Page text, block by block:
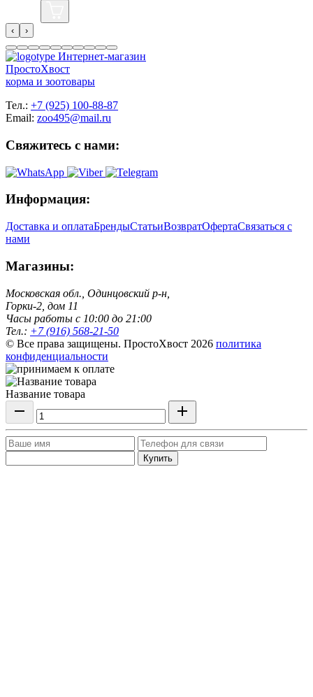
‹ ›
Интернет-магазин
ПростоХвост
корма и зоотовары
Тел.: +7 (925) 100-88-87
Email: zoo495@mail.ru
Свяжитесь с нами:
Информация:
Доставка и оплатаБрендыСтатьиВозвратОфертаСвязаться с
нами
Магазины:
Московская обл., Одинцовский р-н,
Горки-2, дом 11
Чacы работы с 10:00 до 21:00
Тел.: +7 (916) 568-21-50
© Все права защищены. ПростоХвост 2026 политика
конфиденциальности
Название товара
Купить